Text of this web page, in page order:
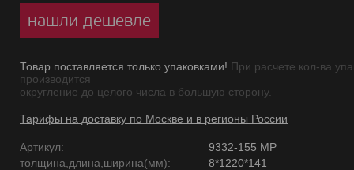
нашли дешевле
Товар поставляется только упаковками! При расчете кол-ва
производится
округление до целого числа в большую сторону.
Тарифы на доставку по Москве и в регионы России
Артикул:
9332-155 MР
толщина,длина,ширина(мм):
8*1220*141